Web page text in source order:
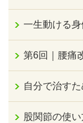
一生動ける
第6回｜腰痛
自分で治すた
股関節の使い